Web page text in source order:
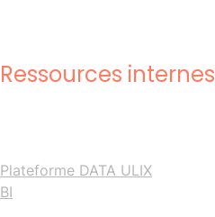
Ressources internes
Plateforme DATA ULIX
BI